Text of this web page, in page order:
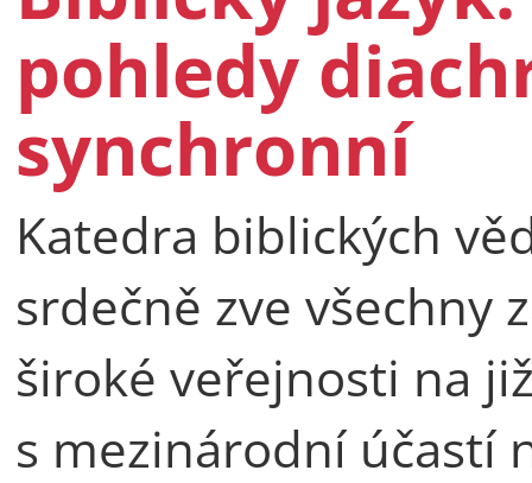
pohledy
synchronní
Katedra biblických
srdečně zve všechny
široké veřejnosti na
s mezinárodní účastí